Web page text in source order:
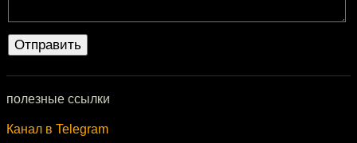
полезные ссылки
Канал в Telegram